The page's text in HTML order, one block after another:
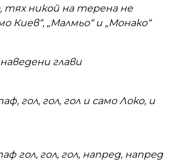
тях никой на терена не
Киев“, „Малмьо“ и „Монако“
глави
гол, гол, гол и само Локо, и
гол, гол, гол, напред, напред